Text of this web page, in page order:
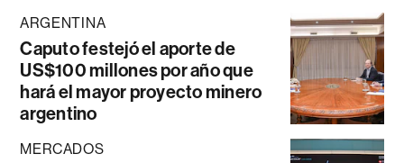
ARGENTINA
Caputo festejó el aporte de
US$100 millones por año que
hará el mayor proyecto minero
argentino
MERCADOS